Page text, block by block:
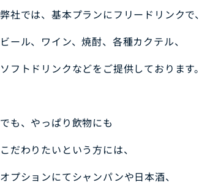
弊社では、基本プランにフリードリンクで、
ビール、ワイン、焼酎、各種カクテル、
ソフトドリンクなどをご提供しております。
でも、やっぱり飲物にも
こだわりたいという方には、
オプションにてシャンパンや日本酒、